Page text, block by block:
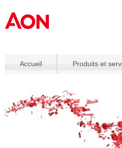
Accueil Produits et